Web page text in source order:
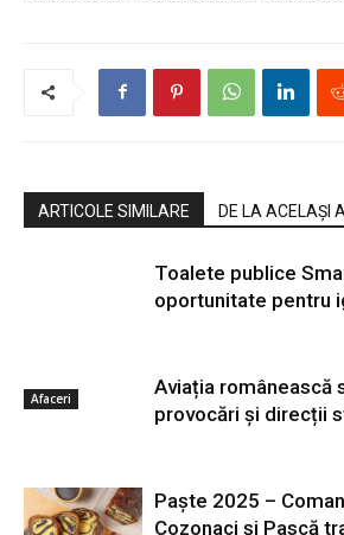
ARTICOLE SIMILARE DE LA ACELAȘI
Afaceri
Toalete publice
oportunitate pentru
Afaceri
Aviația românească
provocări și direcții
Paşte 2025 –
Cozonaci şi Pască